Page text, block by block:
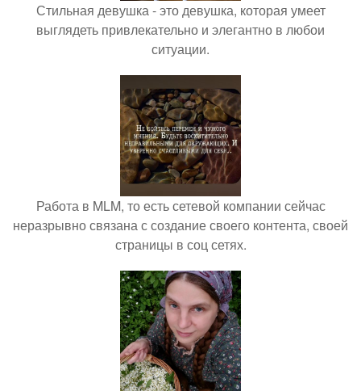
Стильная девушка - это девушка, которая умеет
выглядеть привлекательно и элегантно в любои
ситуации.
Работа в MLM, то есть сетевой компании сейчас
неразрывно связана с создание своего контента, своей
страницы в соц сетях.